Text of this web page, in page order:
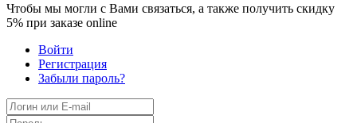
Чтобы мы могли с Вами связаться, а также получить скидку
5% при заказе online
Войти
Регистрация
Забыли пароль?